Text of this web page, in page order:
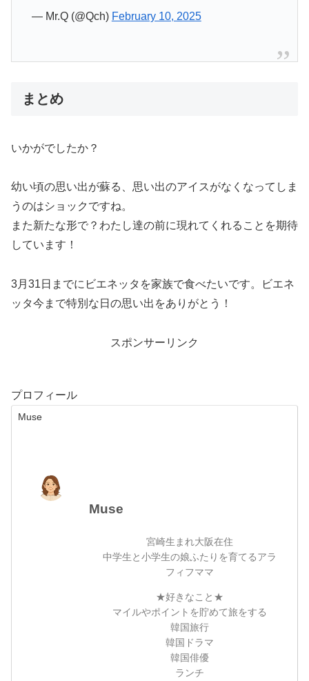
— Mr.Q (@Qch) February 10, 2025
まとめ
いかがでしたか？
幼い頃の思い出が蘇る、思い出のアイスがなくなってしま
うのはショックですね。
また新たな形で？わたし達の前に現れてくれることを期待
しています！
3月31日までにビエネッタを家族で食べたいです。ビエネ
ッタ今まで特別な日の思い出をありがとう！
スポンサーリンク
プロフィール
Muse
Muse
宮崎生まれ大阪在住
中学生と小学生の娘ふたりを育てるアラ
フィフママ
★好きなこと★
マイルやポイントを貯めて旅をする
韓国旅行
韓国ドラマ
韓国俳優
ランチ